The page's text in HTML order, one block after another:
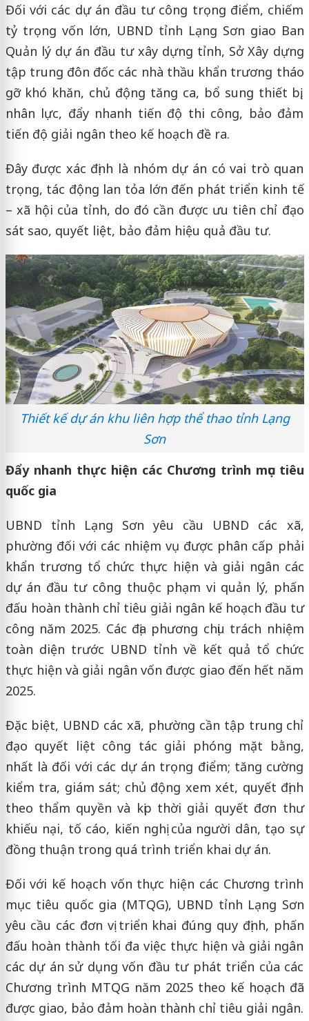
Đối với các dự án đầu tư công trọng điểm, chiếm
tỷ trọng vốn lớn, UBND tỉnh Lạng Sơn giao Ban
Quản lý dự án đầu tư xây dựng tỉnh, Sở Xây dựng
tập trung đôn đốc các nhà thầu khẩn trương tháo
gỡ khó khăn, chủ động tăng ca, bổ sung thiết bị,
nhân lực, đẩy nhanh tiến độ thi công, bảo đảm
tiến độ giải ngân theo kế hoạch đề ra.
Đây được xác định là nhóm dự án có vai trò quan
trọng, tác động lan tỏa lớn đến phát triển kinh tế
– xã hội của tỉnh, do đó cần được ưu tiên chỉ đạo
sát sao, quyết liệt, bảo đảm hiệu quả đầu tư.
Thiết kế dự án khu liên hợp thể thao tỉnh Lạng
Sơn
Đẩy nhanh thực hiện các Chương trình mục tiêu
quốc gia
UBND tỉnh Lạng Sơn yêu cầu UBND các xã,
phường đối với các nhiệm vụ được phân cấp phải
khẩn trương tổ chức thực hiện và giải ngân các
dự án đầu tư công thuộc phạm vi quản lý, phấn
đấu hoàn thành chỉ tiêu giải ngân kế hoạch đầu tư
công năm 2025. Các địa phương chịu trách nhiệm
toàn diện trước UBND tỉnh về kết quả tổ chức
thực hiện và giải ngân vốn được giao đến hết năm
2025.
Đặc biệt, UBND các xã, phường cần tập trung chỉ
đạo quyết liệt công tác giải phóng mặt bằng,
nhất là đối với các dự án trọng điểm; tăng cường
kiểm tra, giám sát; chủ động xem xét, quyết định
theo thẩm quyền và kịp thời giải quyết đơn thư
khiếu nại, tố cáo, kiến nghị của người dân, tạo sự
đồng thuận trong quá trình triển khai dự án.
Đối với kế hoạch vốn thực hiện các Chương trình
mục tiêu quốc gia (MTQG), UBND tỉnh Lạng Sơn
yêu cầu các đơn vị triển khai đúng quy định, phấn
đấu hoàn thành tối đa việc thực hiện và giải ngân
các dự án sử dụng vốn đầu tư phát triển của các
Chương trình MTQG năm 2025 theo kế hoạch đã
được giao, bảo đảm hoàn thành chỉ tiêu giải ngân.